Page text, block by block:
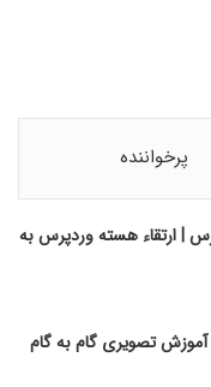
پرخواننده
| ارتقاء هسته وردپرس به
تصویری گام به گام